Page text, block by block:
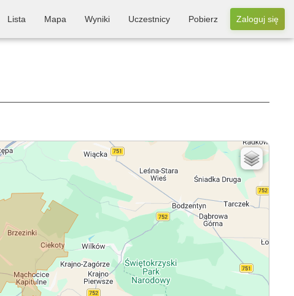
Lista Mapa Wyniki Uczestnicy Pobierz Zaloguj się